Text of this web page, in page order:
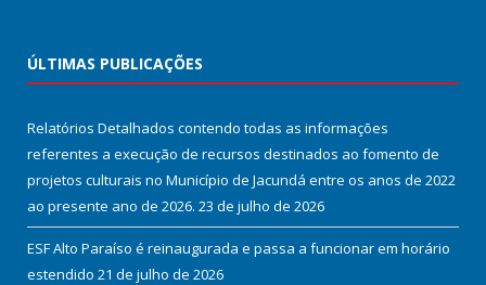
ÚLTIMAS PUBLICAÇÕES
Relatórios Detalhados contendo todas as informações
referentes a execução de recursos destinados ao fomento de
projetos culturais no Município de Jacundá entre os anos de 2022
ao presente ano de 2026. 23 de julho de 2026
ESF Alto Paraíso é reinaugurada e passa a funcionar em horário
estendido 21 de julho de 2026